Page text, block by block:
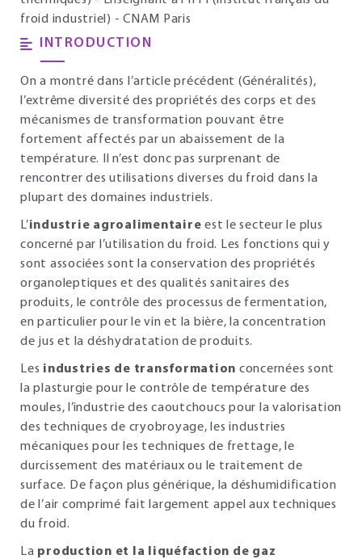
froid industriel) - CNAM Paris
INTRODUCTION
On a montré dans l’article précédent (Généralités),
l’extrême diversité des propriétés des corps et des
mécanismes de transformation pouvant être
fortement affectés par un abaissement de la
température. Il n’est donc pas surprenant de
rencontrer des utilisations diverses du froid dans la
plupart des domaines industriels.
L’industrie agroalimentaire est le secteur le plus
concerné par l’utilisation du froid. Les fonctions qui y
sont associées sont la conservation des propriétés
organoleptiques et des qualités sanitaires des
produits, le contrôle des processus de fermentation,
en particulier pour le vin et la bière, la concentration
de jus et la déshydratation de produits.
Les industries de transformation concernées sont
la plasturgie pour le contrôle de température des
moules, l’industrie des caoutchoucs pour la valorisation
des techniques de cryobroyage, les industries
mécaniques pour les techniques de frettage, le
durcissement des matériaux ou le traitement de
surface. De façon plus générique, la déshumidification
de l’air comprimé fait largement appel aux techniques
du froid.
La production et la liquéfaction de gaz